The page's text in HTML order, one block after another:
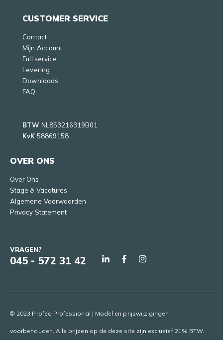
CUSTOMER SERVICE
Contact
Mijn Account
Full service
Levering
Downloads
FAQ
BTW NL853216319B01
KvK 58869158
OVER ONS
Over Ons
Stage & Vacatures
Algemene Voorwaarden
Privacy Statement
VRAGEN?
045 - 572 31 42
© 2023 Profeq Professional | Model en prijswijzigingen
voorbehouden. Alle prijzen op de deze site zijn exclusief 21% BTW.